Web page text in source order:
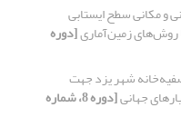
و مکانی سطح ایستابی
روش‌های زمین‌آماری[دوره
شهر یزد جهت
جهانی [دوره 8، شماره